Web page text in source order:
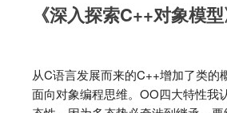
《深入探索C++对象模
从C语言发展而来的C++增加了类的
面向对象编程思维。OO四大特性我